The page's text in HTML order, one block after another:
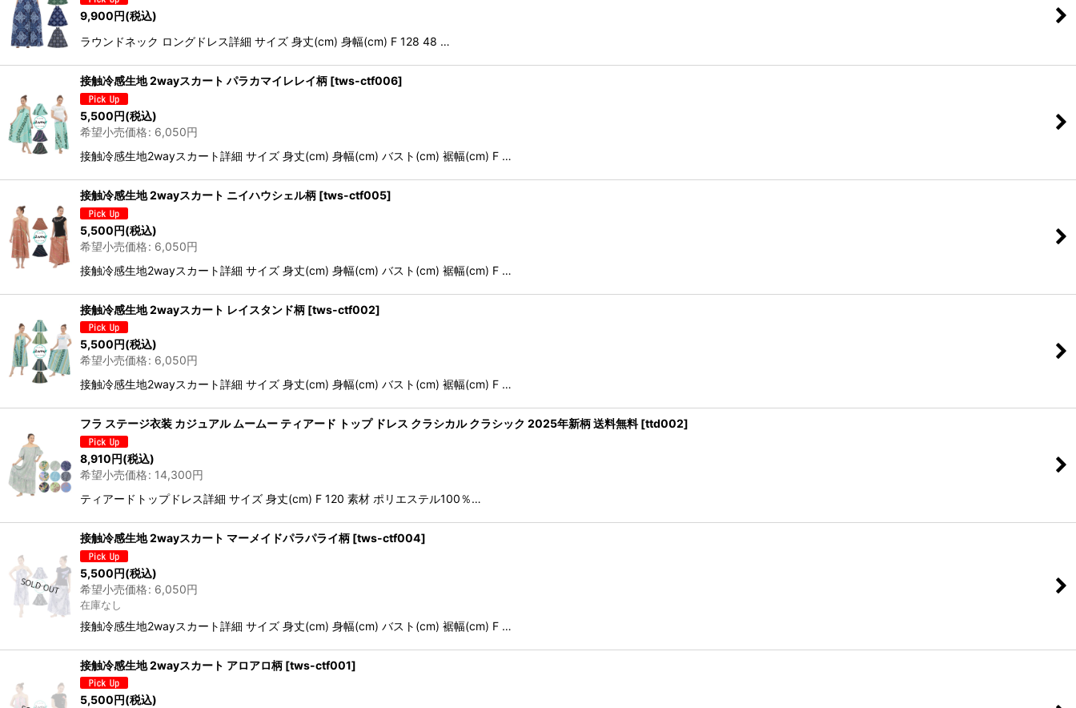
9,900円(税込)
ラウンドネック ロングドレス詳細 サイズ 身丈(cm) 身幅(cm) F 128 48 …
接触冷感生地 2wayスカート パラカマイレレイ柄 [tws-ctf006]
5,500円(税込)
希望小売価格: 6,050円
接触冷感生地2wayスカート詳細 サイズ 身丈(cm) 身幅(cm) バスト(cm) 裾幅(cm) F …
接触冷感生地 2wayスカート ニイハウシェル柄 [tws-ctf005]
5,500円(税込)
希望小売価格: 6,050円
接触冷感生地2wayスカート詳細 サイズ 身丈(cm) 身幅(cm) バスト(cm) 裾幅(cm) F …
接触冷感生地 2wayスカート レイスタンド柄 [tws-ctf002]
5,500円(税込)
希望小売価格: 6,050円
接触冷感生地2wayスカート詳細 サイズ 身丈(cm) 身幅(cm) バスト(cm) 裾幅(cm) F …
フラ ステージ衣装 カジュアル ムームー ティアード トップ ドレス クラシカル クラシック 2025年新柄 送料無料 [ttd002]
8,910円(税込)
希望小売価格: 14,300円
ティアードトップドレス詳細 サイズ 身丈(cm) F 120 素材 ポリエステル100％…
接触冷感生地 2wayスカート マーメイドパラパライ柄 [tws-ctf004]
5,500円(税込)
希望小売価格: 6,050円
在庫なし
接触冷感生地2wayスカート詳細 サイズ 身丈(cm) 身幅(cm) バスト(cm) 裾幅(cm) F …
接触冷感生地 2wayスカート アロアロ柄 [tws-ctf001]
5,500円(税込)